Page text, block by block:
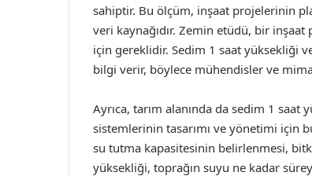
sahiptir. Bu ölçüm, inşaat projelerinin
veri kaynağıdır. Zemin etüdü, bir
için gereklidir. Sedim 1 saat yüksekliği
bilgi verir, böylece mühendisler ve
Ayrıca, tarım alanında da sedim 1
sistemlerinin tasarımı ve yönetimi için
su tutma kapasitesinin belirlenmesi,
yüksekliği, toprağın suyu ne kadar